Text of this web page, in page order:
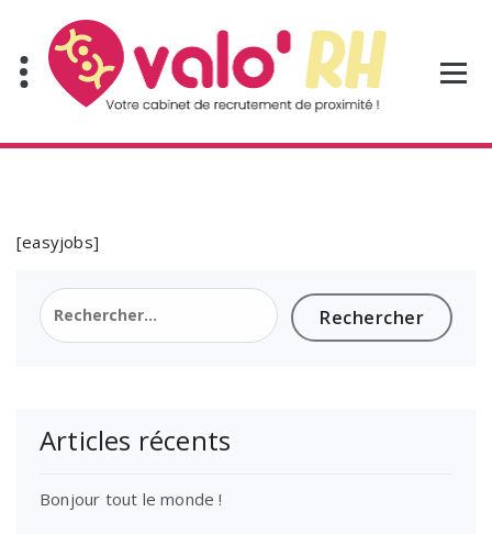
contenu
[easyjobs]
Rechercher :
Articles récents
Bonjour tout le monde !